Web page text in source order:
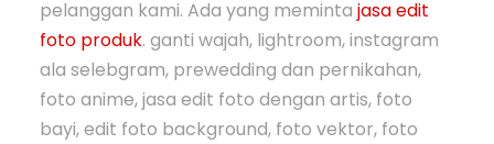
pelanggan kami. Ada yang memintajasa edit
foto produk. ganti wajah, lightroom, instagram
ala selebgram, prewedding dan pernikahan,
foto anime, jasa edit foto dengan artis, foto
bayi, edit foto background, foto vektor, foto